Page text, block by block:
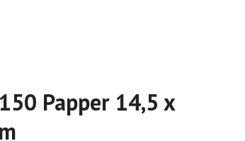
Papper 14,5 x